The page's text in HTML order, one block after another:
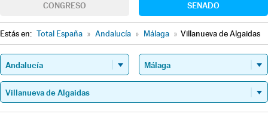
CONGRESO SENADO
Estás en: Total España » Andalucía » Málaga » Villanueva de Algaidas